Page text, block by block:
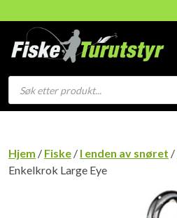
Products
search
Hjem / Fiske / I enden av snøret /
Enkelkrok Large Eye